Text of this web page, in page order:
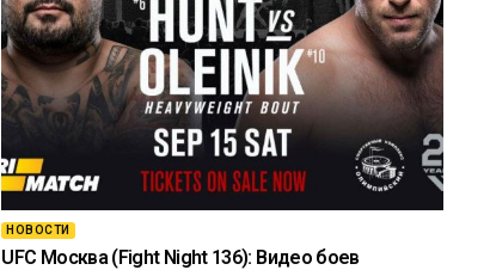
НОВОСТИ
UFC Москва (Fight Night 136): Видео боев